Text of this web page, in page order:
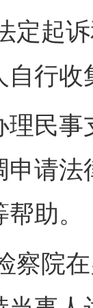
起诉
自行收
民事
请
助。
院在